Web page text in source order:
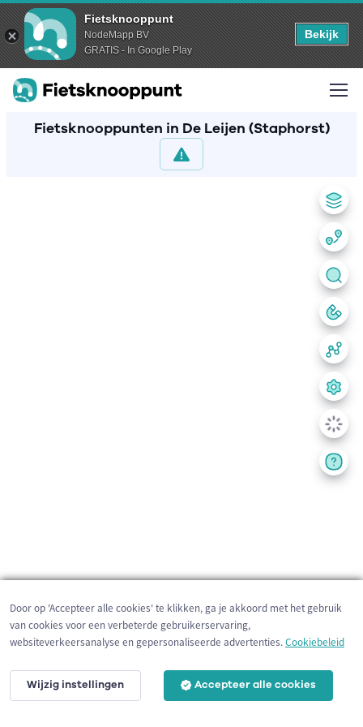
Fietsknooppunt
NodeMapp BV
GRATIS - In Google Play
Bekijk
Fietsknooppunten in De Leijen (Staphorst)
200 m
Door op 'Accepteer alle cookies' te klikken, ga je akkoord met het gebruik
van cookies voor een verbeterde gebruikerservaring,
websiteverkeersanalyse en gepersonaliseerde advertenties.Cookiebeleid
Wijzig instellingen Accepteer alle cookies